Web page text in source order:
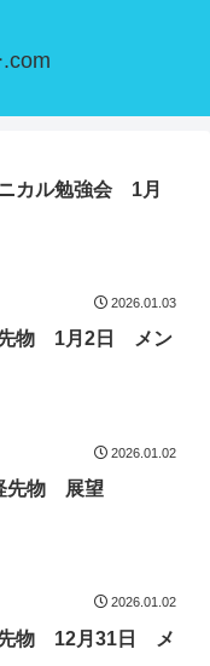
カル勉強会 1月
2026.01.03
先物 1月2日 メン
2026.01.02
先物 展望
2026.01.02
先物 12月31日 メ